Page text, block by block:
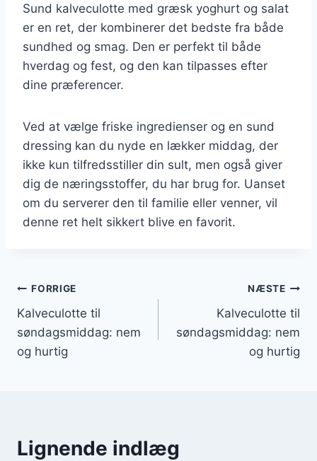
Sund kalveculotte med græsk yoghurt og salat
er en ret, der kombinerer det bedste fra både
sundhed og smag. Den er perfekt til både
hverdag og fest, og den kan tilpasses efter
dine præferencer.
Ved at vælge friske ingredienser og en sund
dressing kan du nyde en lækker middag, der
ikke kun tilfredsstiller din sult, men også giver
dig de næringsstoffer, du har brug for. Uanset
om du serverer den til familie eller venner, vil
denne ret helt sikkert blive en favorit.
Indlægsnavigation
FORRIGE
Kalveculotte til
søndagsmiddag: nem
og hurtig
NÆSTE
Kalveculotte til
søndagsmiddag: nem
og hurtig
Lignende indlæg